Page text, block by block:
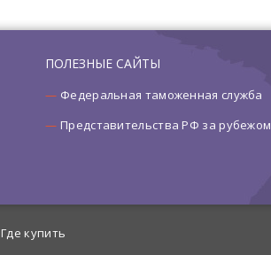
ПОЛЕЗНЫЕ САЙТЫ
Федеральная таможенная служба
Представительства РФ за рубежом
Где купить